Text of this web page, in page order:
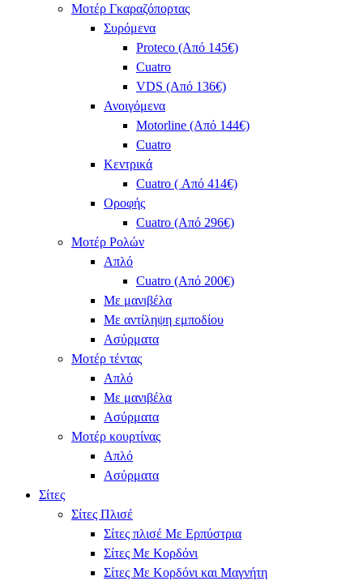
Μοτέρ Γκαραζόπορτας
Συρόμενα
Proteco (Από 145€)
Cuatro
VDS (Από 136€)
Ανοιγόμενα
Motorline (Από 144€)
Cuatro
Κεντρικά
Cuatro ( Από 414€)
Οροφής
Cuatro (Από 296€)
Μοτέρ Ρολών
Απλό
Cuatro (Από 200€)
Με μανιβέλα
Με αντίληψη εμποδίου
Ασύρματα
Μοτέρ τέντας
Απλό
Με μανιβέλα
Ασύρματα
Μοτέρ κουρτίνας
Απλό
Ασύρματα
Σίτες
Σίτες Πλισέ
Σίτες πλισέ Με Ερπύστρια
Σίτες Με Κορδόνι
Σίτες Με Κορδόνι και Μαγνήτη